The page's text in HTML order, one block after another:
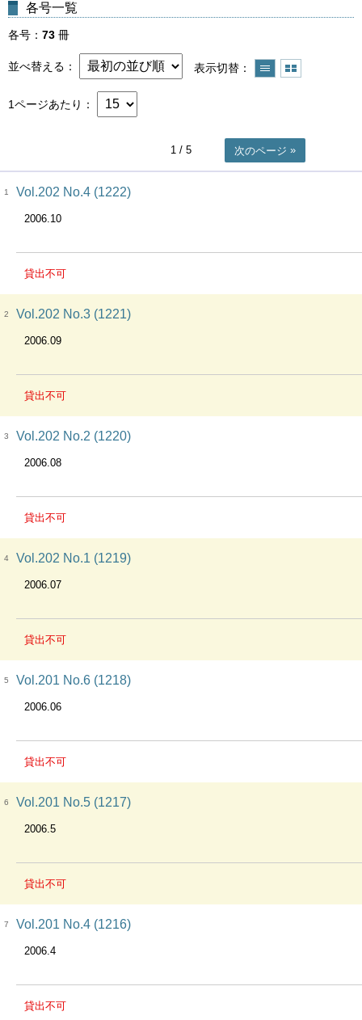
各号一覧
各号 73 冊
並べ替える 表示切替
1ページあたり
1 / 5 次のページ
1 Vol.202 No.4 (1222)
2006.10
貸出不可
2 Vol.202 No.3 (1221)
2006.09
貸出不可
3 Vol.202 No.2 (1220)
2006.08
貸出不可
4 Vol.202 No.1 (1219)
2006.07
貸出不可
5 Vol.201 No.6 (1218)
2006.06
貸出不可
6 Vol.201 No.5 (1217)
2006.5
貸出不可
7 Vol.201 No.4 (1216)
2006.4
貸出不可